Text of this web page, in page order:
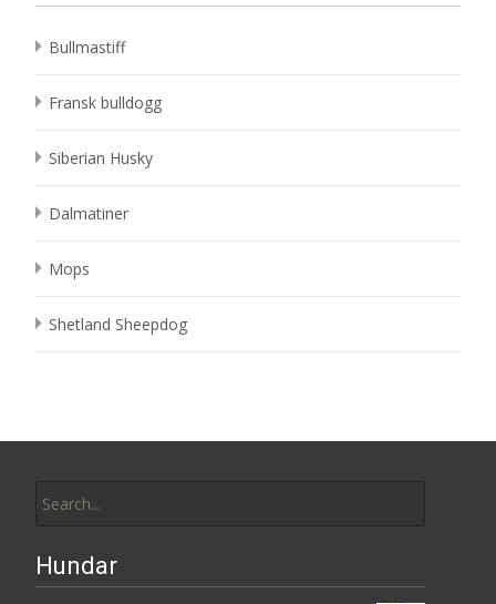
Bullmastiff
Fransk bulldogg
Siberian Husky
Dalmatiner
Mops
Shetland Sheepdog
for:
Hundar